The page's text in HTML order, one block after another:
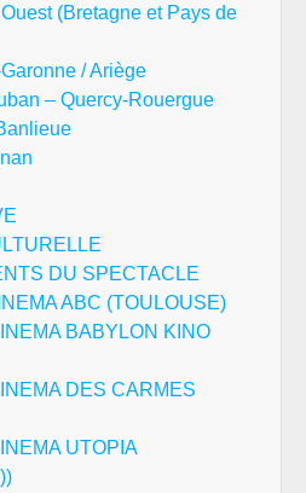
(Bretagne et Pays de
/ Ariège
– Quercy-Rouergue
DU SPECTACLE
ABC (TOULOUSE)
BABYLON KINO
DES CARMES
UTOPIA